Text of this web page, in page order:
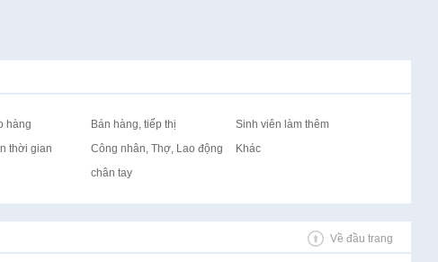
hàng Bán hàng, tiếp thị
Sinh viên làm thêm
thời gian
Công nhân, Thợ, Lao động
chân tay
Khác
Về đầu trang